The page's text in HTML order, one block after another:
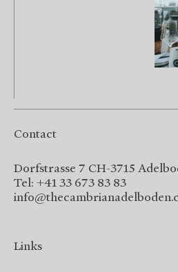
Contact
Dorfstrasse 7 CH-3715
Tel: +41 33 673 83 83
Links